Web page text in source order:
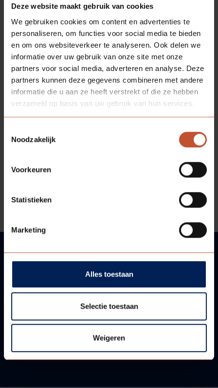
Deze website maakt gebruik van cookies
We gebruiken cookies om content en advertenties te
personaliseren, om functies voor social media te bieden
en om ons websiteverkeer te analyseren. Ook delen we
informatie over uw gebruik van onze site met onze
partners voor social media, adverteren en analyse. Deze
partners kunnen deze gegevens combineren met andere
informatie die u aan ze heeft verstrekt of die ze hebben
verzameld op basis van uw gebruik van hun services.
Noodzakelijk
Voorkeuren
Statistieken
Marketing
Alles toestaan
Selectie toestaan
Weigeren
VRAGEN?
WIJ HELPEN U GRAAG!